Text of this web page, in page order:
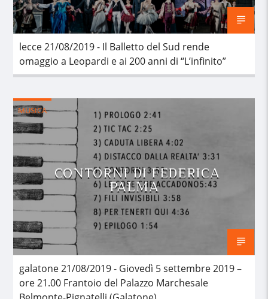
lecce 21/08/2019 - Il Balletto del Sud rende
omaggio a Leopardi e ai 200 anni di “L’infinito”
MUSICA
CONTORNI DI FEDERICA
PALMA
galatone 21/08/2019 - Giovedì 5 settembre 2019 –
ore 21.00 Frantoio del Palazzo Marchesale